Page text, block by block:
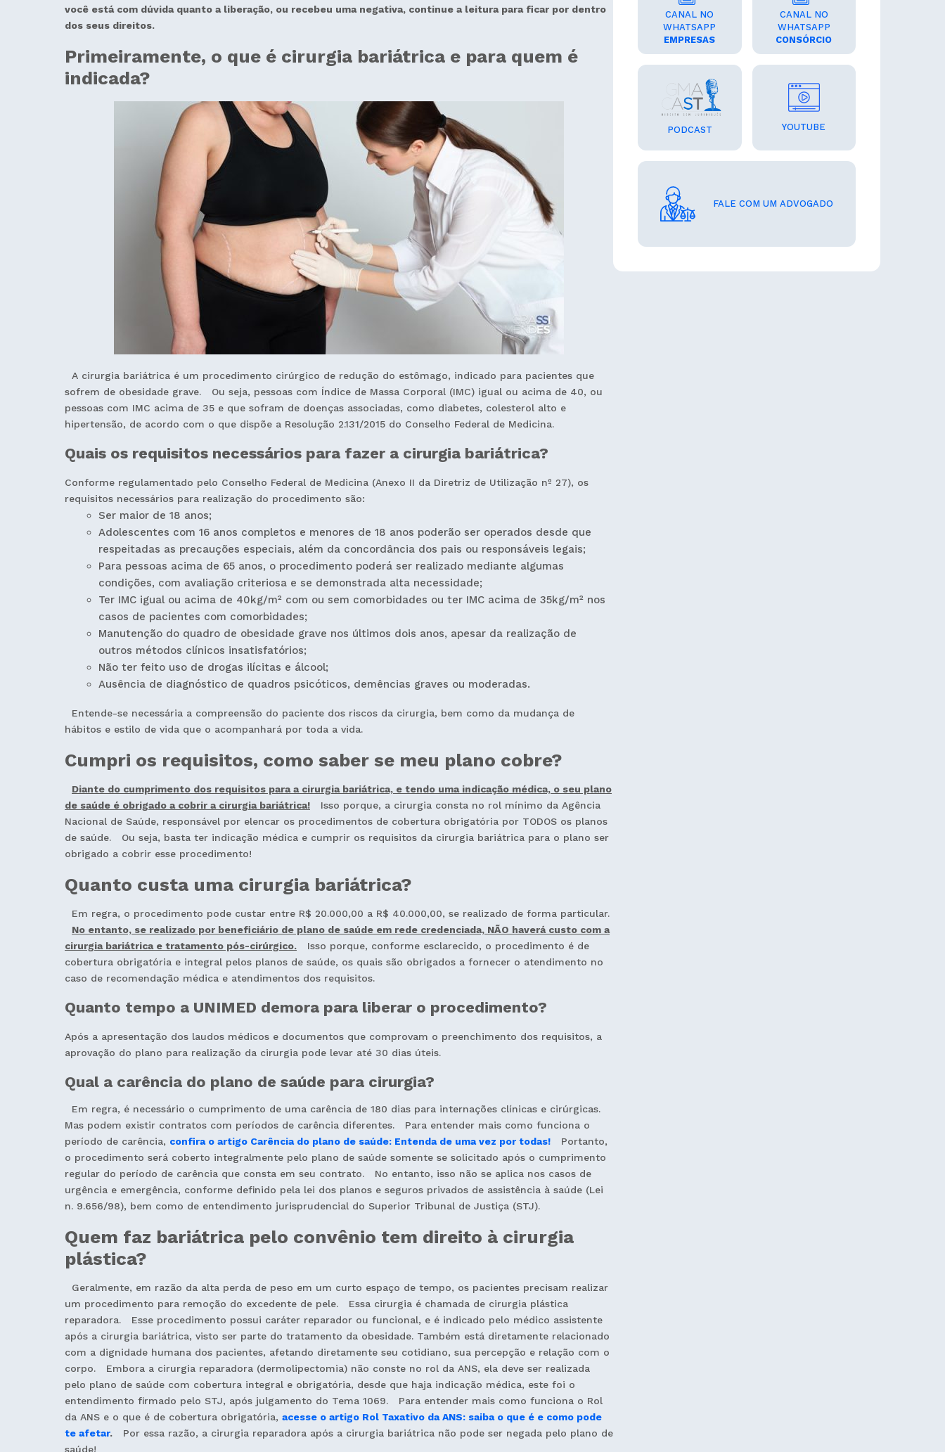
você está com dúvida quanto a liberação, ou recebeu uma negativa, continue a leitura para ficar por dentro
dos seus direitos.
Primeiramente, o que é cirurgia bariátrica e para quem é
indicada?
A cirurgia bariátrica é um procedimento cirúrgico de redução do estômago, indicado para pacientes que
sofrem de obesidade grave. Ou seja, pessoas com Índice de Massa Corporal (IMC) igual ou acima de 40, ou
pessoas com IMC acima de 35 e que sofram de doenças associadas, como diabetes, colesterol alto e
hipertensão, de acordo com o que dispõe a Resolução 2.131/2015 do Conselho Federal de Medicina.
Quais os requisitos necessários para fazer a cirurgia bariátrica?
Conforme regulamentado pelo Conselho Federal de Medicina (Anexo II da Diretriz de Utilização nº 27), os
requisitos necessários para realização do procedimento são:
Ser maior de 18 anos;
Adolescentes com 16 anos completos e menores de 18 anos poderão ser operados desde que
respeitadas as precauções especiais, além da concordância dos pais ou responsáveis legais;
Para pessoas acima de 65 anos, o procedimento poderá ser realizado mediante algumas
condições, com avaliação criteriosa e se demonstrada alta necessidade;
Ter IMC igual ou acima de 40kg/m² com ou sem comorbidades ou ter IMC acima de 35kg/m² nos
casos de pacientes com comorbidades;
Manutenção do quadro de obesidade grave nos últimos dois anos, apesar da realização de
outros métodos clínicos insatisfatórios;
Não ter feito uso de drogas ilícitas e álcool;
Ausência de diagnóstico de quadros psicóticos, demências graves ou moderadas.
Entende-se necessária a compreensão do paciente dos riscos da cirurgia, bem como da mudança de
hábitos e estilo de vida que o acompanhará por toda a vida.
Cumpri os requisitos, como saber se meu plano cobre?
Diante do cumprimento dos requisitos para a cirurgia bariátrica, e tendo uma indicação médica, o seu plano
de saúde é obrigado a cobrir a cirurgia bariátrica! Isso porque, a cirurgia consta no rol mínimo da Agência
Nacional de Saúde, responsável por elencar os procedimentos de cobertura obrigatória por TODOS os planos
de saúde. Ou seja, basta ter indicação médica e cumprir os requisitos da cirurgia bariátrica para o plano ser
obrigado a cobrir esse procedimento!
Quanto custa uma cirurgia bariátrica?
Em regra, o procedimento pode custar entre R$ 20.000,00 a R$ 40.000,00, se realizado de forma particular.
No entanto, se realizado por beneficiário de plano de saúde em rede credenciada, NÃO haverá custo com a
cirurgia bariátrica e tratamento pós-cirúrgico. Isso porque, conforme esclarecido, o procedimento é de
cobertura obrigatória e integral pelos planos de saúde, os quais são obrigados a fornecer o atendimento no
caso de recomendação médica e atendimentos dos requisitos.
Quanto tempo a UNIMED demora para liberar o procedimento?
Após a apresentação dos laudos médicos e documentos que comprovam o preenchimento dos requisitos, a
aprovação do plano para realização da cirurgia pode levar até 30 dias úteis.
Qual a carência do plano de saúde para cirurgia?
Em regra, é necessário o cumprimento de uma carência de 180 dias para internações clínicas e cirúrgicas.
Mas podem existir contratos com períodos de carência diferentes. Para entender mais como funciona o
período de carência, confira o artigo Carência do plano de saúde: Entenda de uma vez por todas! Portanto,
o procedimento será coberto integralmente pelo plano de saúde somente se solicitado após o cumprimento
regular do período de carência que consta em seu contrato. No entanto, isso não se aplica nos casos de
urgência e emergência, conforme definido pela lei dos planos e seguros privados de assistência à saúde (Lei
n. 9.656/98), bem como de entendimento jurisprudencial do Superior Tribunal de Justiça (STJ).
Quem faz bariátrica pelo convênio tem direito à cirurgia
plástica?
Geralmente, em razão da alta perda de peso em um curto espaço de tempo, os pacientes precisam realizar
um procedimento para remoção do excedente de pele. Essa cirurgia é chamada de cirurgia plástica
reparadora. Esse procedimento possui caráter reparador ou funcional, e é indicado pelo médico assistente
após a cirurgia bariátrica, visto ser parte do tratamento da obesidade. Também está diretamente relacionado
com a dignidade humana dos pacientes, afetando diretamente seu cotidiano, sua percepção e relação com o
corpo. Embora a cirurgia reparadora (dermolipectomia) não conste no rol da ANS, ela deve ser realizada
pelo plano de saúde com cobertura integral e obrigatória, desde que haja indicação médica, este foi o
entendimento firmado pelo STJ, após julgamento do Tema 1069. Para entender mais como funciona o Rol
da ANS e o que é de cobertura obrigatória, acesse o artigo Rol Taxativo da ANS: saiba o que é e como pode
te afetar. Por essa razão, a cirurgia reparadora após a cirurgia bariátrica não pode ser negada pelo plano de
saúde!
CANAL NO
WHATSAPP
EMPRESAS
CANAL NO
WHATSAPP
CONSÓRCIO
PODCAST YOUTUBE
FALE COM UM ADVOGADO